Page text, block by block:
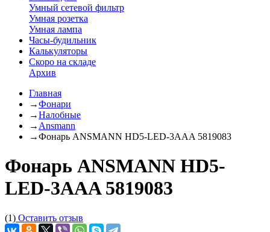
Умный сетевой фильтр
Умная розетка
Умная лампа
Часы-будильник
Калькуляторы
Скоро на складе
Архив
Главная
→Фонари
→Налобные
→ Ansmann
→Фонарь ANSMANN HD5-LED-3AAA 5819083
Фонарь ANSMANN HD5-
LED-3AAA 5819083
(1) Оставить отзыв